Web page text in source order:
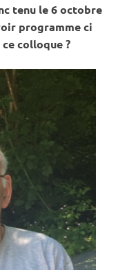
tenu le 6 octobre
programme ci
ce colloque ?